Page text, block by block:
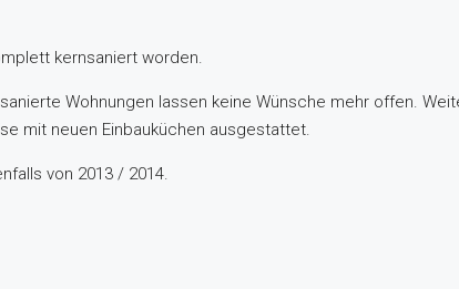
kernsaniert worden.
Wohnungen lassen keine Wünsche mehr offen.
mit neuen Einbauküchen ausgestattet.
von 2013 / 2014.